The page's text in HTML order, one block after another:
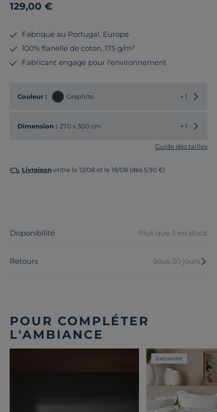
129,00 €
Fabriqué au Portugal, Europe
100% flanelle de coton, 175 g/m²
Fabricant engagé pour l'environnement
Couleur : Graphite + 1
Dimension : 270 x 300 cm + 1
Guide des tailles
Livraison entre le 12/08 et le 18/08 (dès 5,90 €)
Disponibilité Plus que 3 en stock
Retours Sous 30 jours
POUR COMPLÉTER
L'AMBIANCE
Exclusivité